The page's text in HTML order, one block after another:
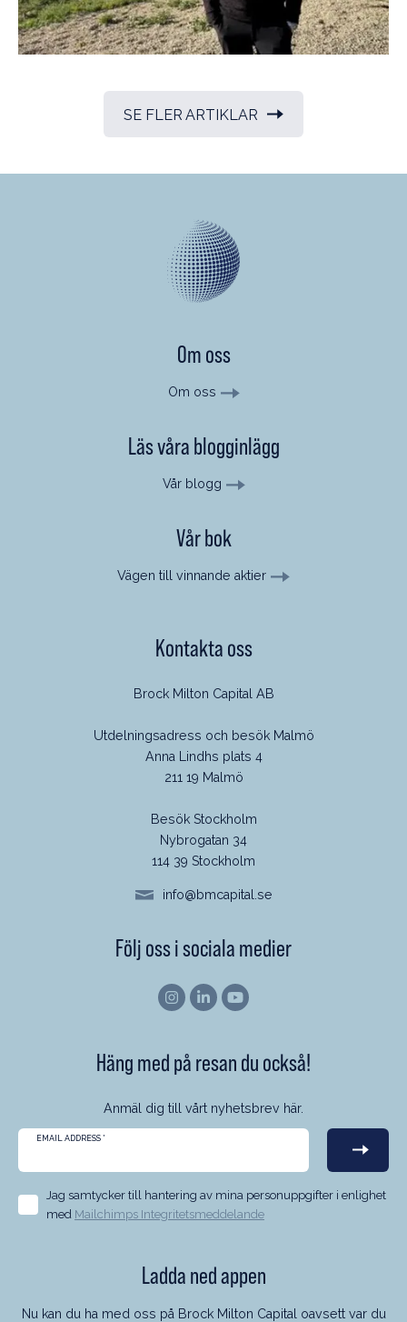
SE FLER ARTIKLAR
Om oss
Om oss
Läs våra blogginlägg
Vår blogg
Vår bok
Vägen till vinnande aktier
Kontakta oss
Brock Milton Capital AB
Utdelningsadress och besök Malmö
Anna Lindhs plats 4
211 19 Malmö
Besök Stockholm
Nybrogatan 34
114 39 Stockholm
info@bmcapital.se
Följ oss i sociala medier
Häng med på resan du också!
Anmäl dig till vårt nyhetsbrev här.
EMAIL ADDRESS *
Jag samtycker till hantering av mina personuppgifter i enlighet
med Mailchimps Integritetsmeddelande
Ladda ned appen
Nu kan du ha med oss på Brock Milton Capital oavsett var du